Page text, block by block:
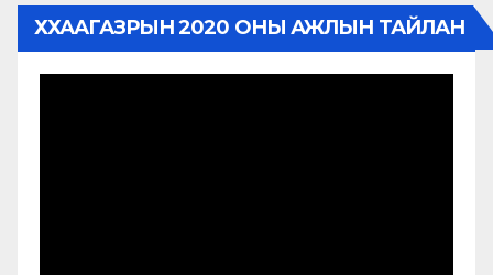
ХХААГАЗРЫН 2020 ОНЫ АЖЛЫН ТАЙЛАН